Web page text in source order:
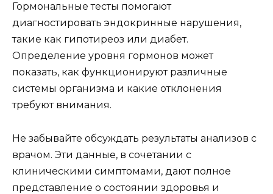
Гормональные тесты помогают
диагностировать эндокринные нарушения,
такие как гипотиреоз или диабет.
Определение уровня гормонов может
показать, как функционируют различные
системы организма и какие отклонения
требуют внимания.
Не забывайте обсуждать результаты анализов с
врачом. Эти данные, в сочетании с
клиническими симптомами, дают полное
представление о состоянии здоровья и